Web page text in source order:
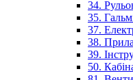
34.
35.
37.
38.
39.
50.